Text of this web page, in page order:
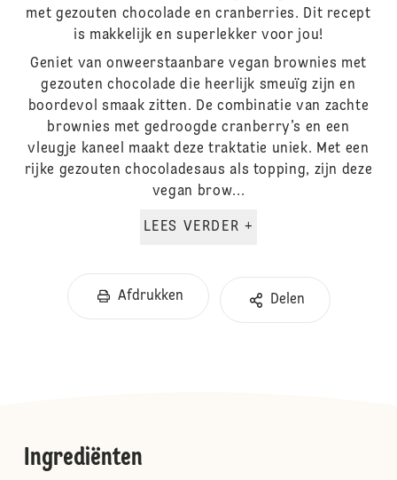
met gezouten chocolade en cranberries. Dit recept
is makkelijk en superlekker voor jou!
Geniet van onweerstaanbare vegan brownies met
gezouten chocolade die heerlijk smeuïg zijn en
boordevol smaak zitten. De combinatie van zachte
brownies met gedroogde cranberry’s en een
vleugje kaneel maakt deze traktatie uniek. Met een
rijke gezouten chocoladesaus als topping, zijn deze
vegan brow...
LEES VERDER +
Afdrukken Delen
Ingrediënten